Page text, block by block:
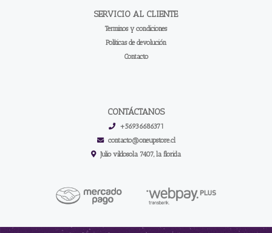
SERVICIO AL CLIENTE
Terminos y condiciones
Políticas de devolución
Contacto
CONTÁCTANOS
+56936686371
contacto@oneupstore.cl
Julio vildosola 7407, la florida